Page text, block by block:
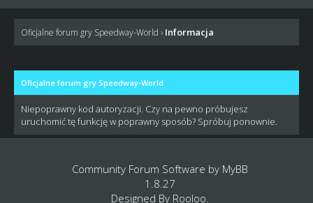
Oficjalne forum gry Speedway-World › Informacja
Oficjalne forum gry Speedway-World
Niepoprawny kod autoryzacji. Czy na pewno próbujesz
uruchomić tę funkcję w poprawny sposób? Spróbuj ponownie.
Community Forum Software by MyBB
1.8.27
Designed By Rooloo.